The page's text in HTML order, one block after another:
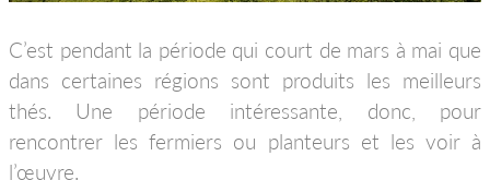
C’est pendant la période qui court de mars à mai que
dans certaines régions sont produits les meilleurs
thés. Une période intéressante, donc, pour
rencontrer les fermiers ou planteurs et les voir à
l’œuvre.